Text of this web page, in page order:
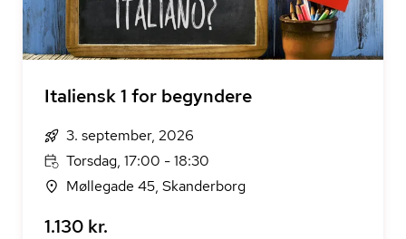
Italiensk 1 for begyndere
3. september, 2026
Torsdag, 17:00 - 18:30
Møllegade 45, Skanderborg
1.130 kr.